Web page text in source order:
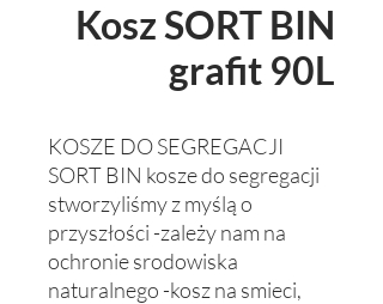
Kosz SORT BIN
grafit 90L
KOSZE DO SEGREGACJI
SORT BIN kosze do segregacji
stworzyliśmy z myślą o
przyszłości -zależy nam na
ochronie srodowiska
naturalnego -kosz na smieci,